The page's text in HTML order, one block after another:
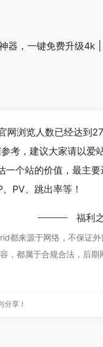
器，一键免费升级4k
网浏览人数已经达到
考，建议大家请以
个站的价值，最主
PV、跳出率等！
福利
都来源于网络，不保证
都属于合规合法，后期
分享！